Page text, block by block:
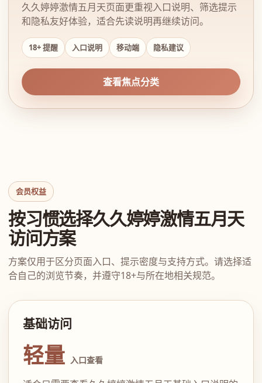
久久婷婷激情五月天页面更重视入口说明、筛选提示
和隐私友好体验，适合先读说明再继续访问。
18+ 提醒 入口说明 移动端 隐私建议
查看焦点分类
会员权益
按习惯选择久久婷婷激情五月天
访问方案
方案仅用于区分页面入口、提示密度与支持方式。请选择适
合自己的浏览节奏，并遵守18+与所在地相关规范。
基础访问
轻量 入口查看